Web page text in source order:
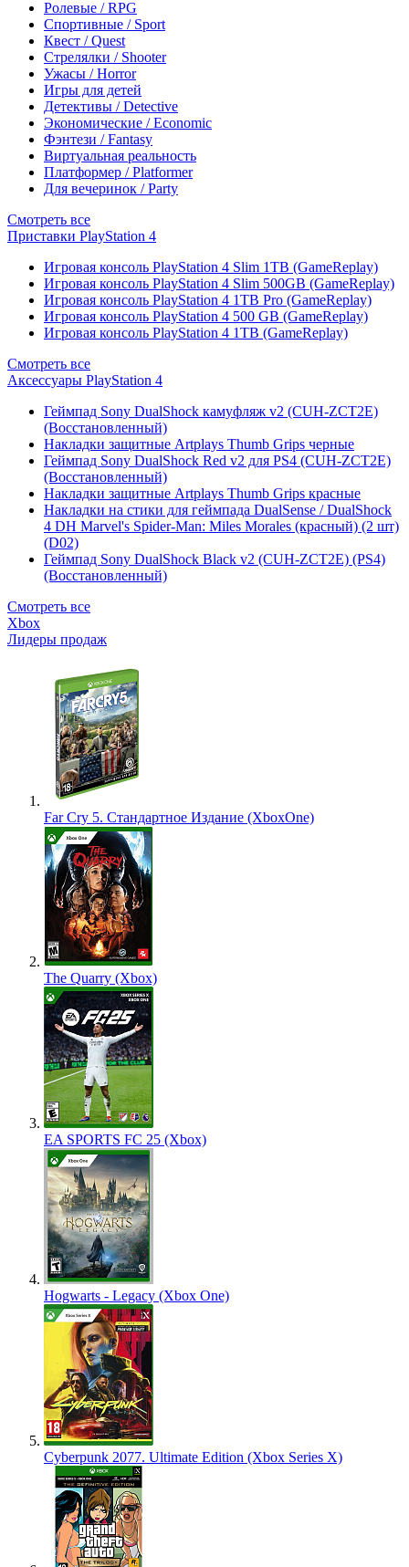
Ролевые / RPG
Спортивные / Sport
Квест / Quest
Стрелялки / Shooter
Ужасы / Horror
Игры для детей
Детективы / Detective
Экономические / Economic
Фэнтези / Fantasy
Виртуальная реальность
Платформер / Platformer
Для вечеринок / Party
Смотреть все
Приставки PlayStation 4
Игровая консоль PlayStation 4 Slim 1TB (GameReplay)
Игровая консоль PlayStation 4 Slim 500GB (GameReplay)
Игровая консоль PlayStation 4 1TB Pro (GameReplay)
Игровая консоль PlayStation 4 500 GB (GameReplay)
Игровая консоль PlayStation 4 1TB (GameReplay)
Смотреть все
Аксессуары PlayStation 4
Геймпад Sony DualShock камуфляж v2 (CUH-ZCT2E)
(Восстановленный)
Накладки защитные Artplays Thumb Grips черные
Геймпад Sony DualShock Red v2 для PS4 (CUH-ZCT2E)
(Восстановленный)
Накладки защитные Artplays Thumb Grips красные
Накладки на стики для геймпада DualSense / DualShock
4 DH Marvel's Spider-Man: Miles Morales (красный) (2 шт)
(D02)
Геймпад Sony DualShock Black v2 (CUH-ZCT2E) (PS4)
(Восстановленный)
Смотреть все
Xbox
Лидеры продаж
Far Cry 5. Стандартное Издание (XboxOne)
The Quarry (Xbox)
EA SPORTS FC 25 (Xbox)
Hogwarts - Legacy (Xbox One)
Cyberpunk 2077. Ultimate Edition (Xbox Series X)